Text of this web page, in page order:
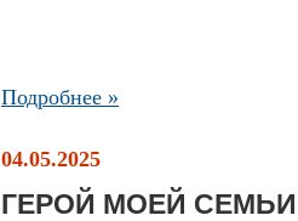
Подробнее »
04.05.2025
ГЕРОЙ МОЕЙ СЕМЬИ